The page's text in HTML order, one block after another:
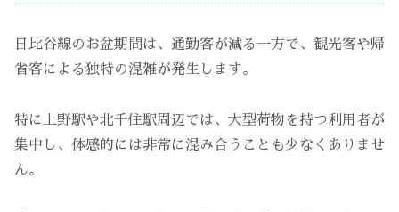
日比谷線のお盆期間は、通勤客が減る一方で、観光客や帰
省客による独特の混雑が発生します。
特に上野駅や北千住駅周辺では、大型荷物を持つ利用者が
集中し、体感的には非常に混み合うことも少なくありませ
ん。